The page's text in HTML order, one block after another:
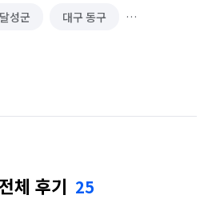
성군 대구 동구
체 후기 25